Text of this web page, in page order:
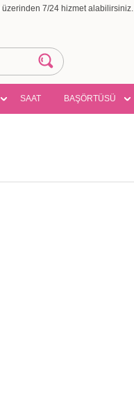
üzerinden 7/24 hizmet alabilirsiniz.
SAAT BAŞÖRTÜSÜ